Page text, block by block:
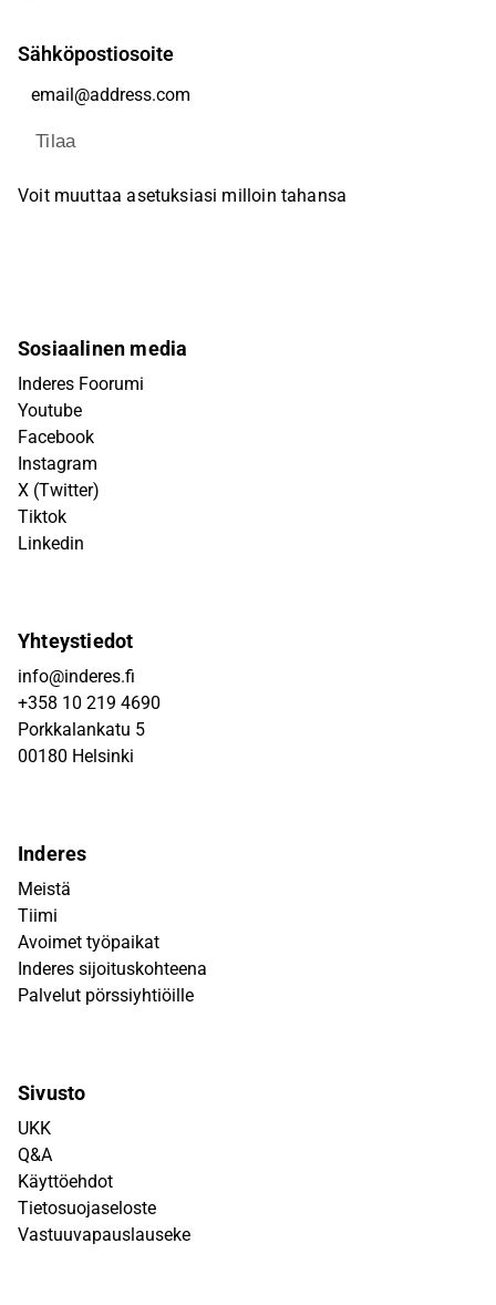
Sähköpostiosoite
Tilaa
Voit muuttaa asetuksiasi milloin tahansa
Sosiaalinen media
Inderes Foorumi
Youtube
Facebook
Instagram
X (Twitter)
Tiktok
Linkedin
Yhteystiedot
info@inderes.fi
+358 10 219 4690
Porkkalankatu 5
00180 Helsinki
Inderes
Meistä
Tiimi
Avoimet työpaikat
Inderes sijoituskohteena
Palvelut pörssiyhtiöille
Sivusto
UKK
Q&A
Käyttöehdot
Tietosuojaseloste
Vastuuvapauslauseke